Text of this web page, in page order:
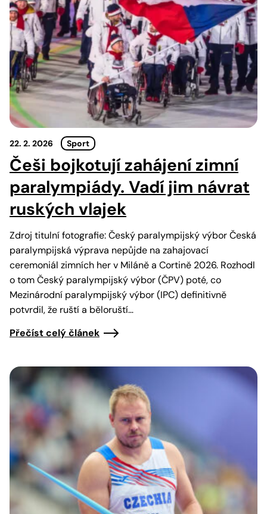
22. 2. 2026 Sport
Češi bojkotují zahájení zimní
paralympiády. Vadí jim návrat
ruských vlajek
Zdroj titulní fotografie: Český paralympijský výbor Česká
paralympijská výprava nepůjde na zahajovací
ceremoniál zimních her v Miláně a Cortině 2026. Rozhodl
o tom Český paralympijský výbor (ČPV) poté, co
Mezinárodní paralympijský výbor (IPC) definitivně
potvrdil, že ruští a běloruští…
Přečíst celý článek